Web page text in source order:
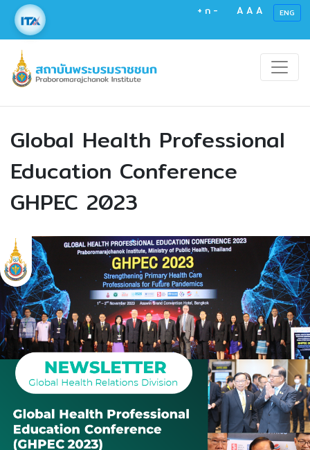
+ ก - A A A ENG
Global Health Professional
Education Conference
GHPEC 2023